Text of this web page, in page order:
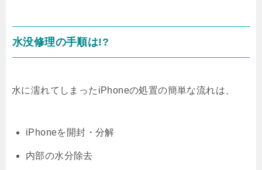
水没修理の手順は!?
水に濡れてしまったiPhoneの処置の簡単な流れは、
iPhoneを開封・分解
内部の水分除去